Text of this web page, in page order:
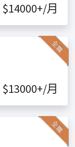
$14000+/月
全職
$13000+/月
全職